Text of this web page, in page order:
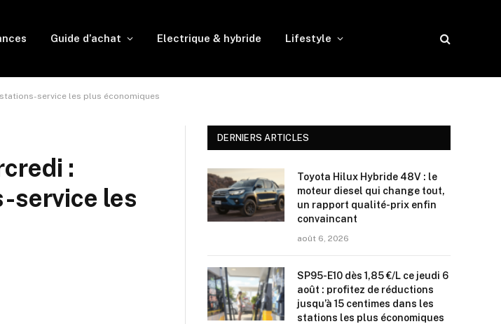
Guide d’achat Electrique & hybride Lifestyle
service les plus économiques
:
service les
DERNIERS ARTICLES
Toyota Hilux Hybride 48V : le
moteur diesel qui change tout,
un rapport qualité-prix enfin
convaincant
août 6, 2026
SP95-E10 dès 1,85 €/L ce jeudi 6
août : profitez de réductions
jusqu’à 15 centimes dans les
stations les plus économiques